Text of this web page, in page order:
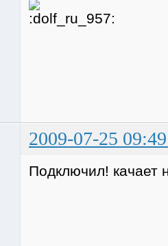
2009-07-25
Подключил! качает